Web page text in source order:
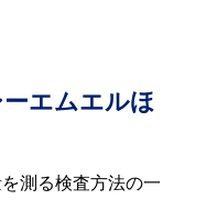
エムエルほ
測る検査方法の一